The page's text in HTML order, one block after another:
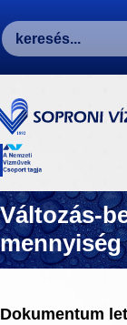
Változás-
Dokumentum